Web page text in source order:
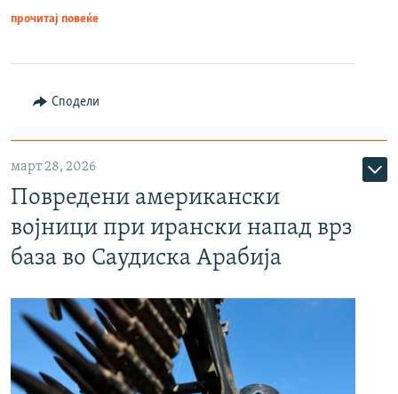
прочитај повеќе
Сподели
март 28, 2026
Повредени американски
војници при ирански напад врз
база во Саудиска Арабија